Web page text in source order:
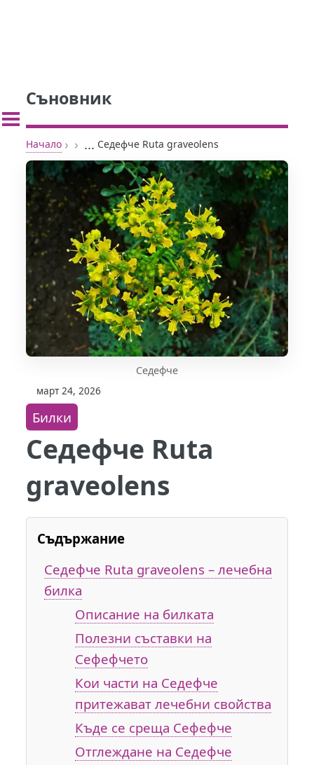
Съновник
Начало › › ... Седефче Ruta graveolens
Седефче
март 24, 2026
Билки
Седефче Ruta
graveolens
Съдържание
Седефче Ruta graveolens – лечебна
билка
Описание на билката
Полезни съставки на
Сефефчето
Кои части на Седефче
притежават лечебни свойства
Къде се среща Сефефче
Отглеждане на Седефче